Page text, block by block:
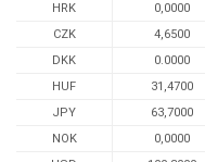
HRK
0,0000
CZK
4,6500
DKK
0.0000
HUF
31,4700
JPY
63,7000
NOK
0,0000